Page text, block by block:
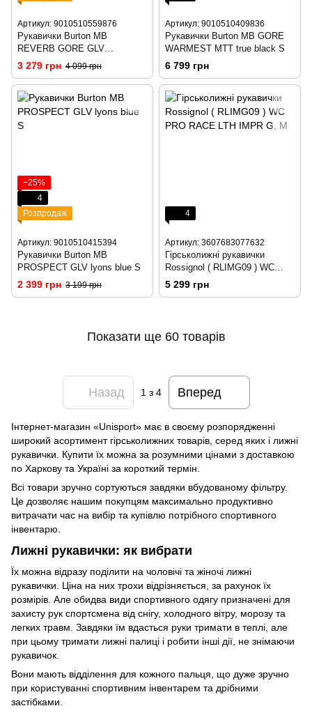
Артикул: 9010510559876
Рукавички Burton MB
REVERB GORE GLV
sulfur/trublk S
3 279 грн 4 099 грн
Артикул: 9010510409836
Рукавички Burton MB GORE
WARMEST MTT true black S
6 799 грн
−25%
4
Розпродаж
Артикул: 9010510415394
Рукавички Burton MB
PROSPECT GLV lyons blue S
2 399 грн 3 199 грн
4
Артикул: 3607683077632
Гірськолижні рукавички
Rossignol ( RLIMG09 ) WC
PRO RACE LTH IMPR G, M
5 299 грн
Показати ще 60 товарів
Назад 1з 4 Вперед
Інтернет-магазин «Unisport» має в своєму розпорядженні
широкий асортимент гірськолижних товарів, серед яких і лижні
рукавички. Купити їх можна за розумними цінами з доставкою
по Харкову та Україні за короткий термін.
Всі товари зручно сортуються завдяки вбудованому фільтру.
Це дозволяє нашим покупцям максимально продуктивно
витрачати час на вибір та купівлю потрібного спортивного
інвентарю.
Лижні рукавички: як вибрати
Їх можна відразу поділити на чоловічі та жіночі лижні
рукавички. Ціна на них трохи відрізняється, за рахунок їх
розмірів. Але обидва види спортивного одягу призначені для
захисту рук спортсмена від снігу, холодного вітру, морозу та
легких травм. Завдяки їм вдасться руки тримати в теплі, але
при цьому тримати лижні палиці і робити інші дії, не знімаючи
рукавичок.
Вони мають відділення для кожного пальця, що дуже зручно
при користуванні спортивним інвентарем та дрібними
застібками.